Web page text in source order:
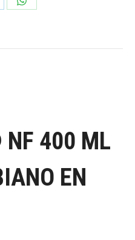
Share
NF 400 ML
EN